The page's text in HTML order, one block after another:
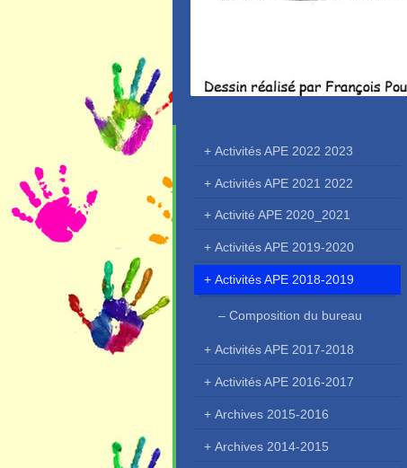
Activités APE 2022 2023
Activités APE 2021 2022
Activité APE 2020_2021
Activités APE 2019-2020
Activités APE 2018-2019
Composition du bureau
Activités APE 2017-2018
Activités APE 2016-2017
Archives 2015-2016
Archives 2014-2015